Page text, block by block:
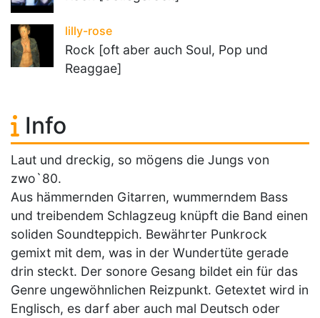
lilly-rose
Rock [oft aber auch Soul, Pop und
Reaggae]
Info
Laut und dreckig, so mögens die Jungs von
zwo`80.
Aus hämmernden Gitarren, wummerndem Bass
und treibendem Schlagzeug knüpft die Band einen
soliden Soundteppich. Bewährter Punkrock
gemixt mit dem, was in der Wundertüte gerade
drin steckt. Der sonore Gesang bildet ein für das
Genre ungewöhnlichen Reizpunkt. Getextet wird in
Englisch, es darf aber auch mal Deutsch oder